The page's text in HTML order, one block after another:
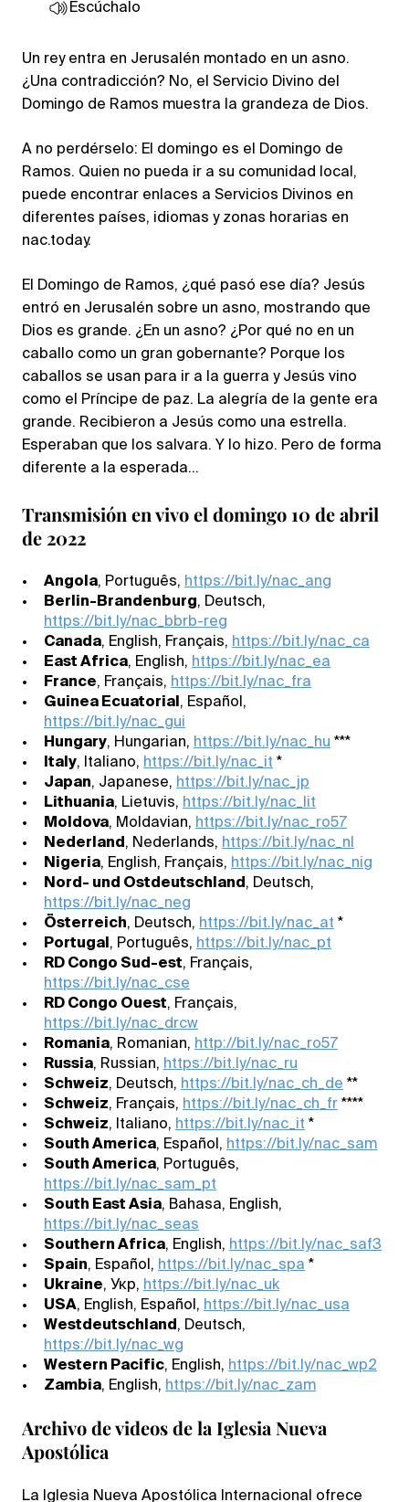
Escúchalo
Un rey entra en Jerusalén montado en un asno.
¿Una contradicción? No, el Servicio Divino del
Domingo de Ramos muestra la grandeza de Dios.
A no perdérselo: El domingo es el Domingo de
Ramos. Quien no pueda ir a su comunidad local,
puede encontrar enlaces a Servicios Divinos en
diferentes países, idiomas y zonas horarias en
nac.today.
El Domingo de Ramos, ¿qué pasó ese día? Jesús
entró en Jerusalén sobre un asno, mostrando que
Dios es grande. ¿En un asno? ¿Por qué no en un
caballo como un gran gobernante? Porque los
caballos se usan para ir a la guerra y Jesús vino
como el Príncipe de paz. La alegría de la gente era
grande. Recibieron a Jesús como una estrella.
Esperaban que los salvara. Y lo hizo. Pero de forma
diferente a la esperada…
Transmisión en vivo el domingo 10 de abril
de 2022
Angola, Português, https://bit.ly/nac_ang
Berlin-Brandenburg, Deutsch,
https://bit.ly/nac_bbrb-reg
Canada, English, Français, https://bit.ly/nac_ca
East Africa, English, https://bit.ly/nac_ea
France, Français, https://bit.ly/nac_fra
Guinea Ecuatorial, Español,
https://bit.ly/nac_gui
Hungary, Hungarian, https://bit.ly/nac_hu ***
Italy, Italiano, https://bit.ly/nac_it *
Japan, Japanese, https://bit.ly/nac_jp
Lithuania, Lietuvis, https://bit.ly/nac_lit
Moldova, Moldavian, https://bit.ly/nac_ro57
Nederland, Nederlands, https://bit.ly/nac_nl
Nigeria, English, Français, https://bit.ly/nac_nig
Nord- und Ostdeutschland, Deutsch,
https://bit.ly/nac_neg
Österreich, Deutsch, https://bit.ly/nac_at *
Portugal, Português, https://bit.ly/nac_pt
RD Congo Sud-est, Français,
https://bit.ly/nac_cse
RD Congo Ouest, Français,
https://bit.ly/nac_drcw
Romania, Romanian, http://bit.ly/nac_ro57
Russia, Russian, https://bit.ly/nac_ru
Schweiz, Deutsch, https://bit.ly/nac_ch_de **
Schweiz, Français, https://bit.ly/nac_ch_fr ****
Schweiz, Italiano, https://bit.ly/nac_it *
South America, Español, https://bit.ly/nac_sam
South America, Português,
https://bit.ly/nac_sam_pt
South East Asia, Bahasa, English,
https://bit.ly/nac_seas
Southern Africa, English, https://bit.ly/nac_saf3
Spain, Español, https://bit.ly/nac_spa *
Ukraine, Укр, https://bit.ly/nac_uk
USA, English, Español, https://bit.ly/nac_usa
Westdeutschland, Deutsch,
https://bit.ly/nac_wg
Western Pacific, English, https://bit.ly/nac_wp2
Zambia, English, https://bit.ly/nac_zam
Archivo de videos de la Iglesia Nueva
Apostólica
La Iglesia Nueva Apostólica Internacional ofrece